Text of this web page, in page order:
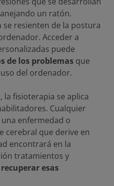
un ratón.
resienten de la postura
Acceder a
puede
de los problemas que
del ordenador.
la fisioterapia se aplica
Cualquier
enfermedad o
cerebral que derive en
encontrará en la
tratamientos y
recuperar esas